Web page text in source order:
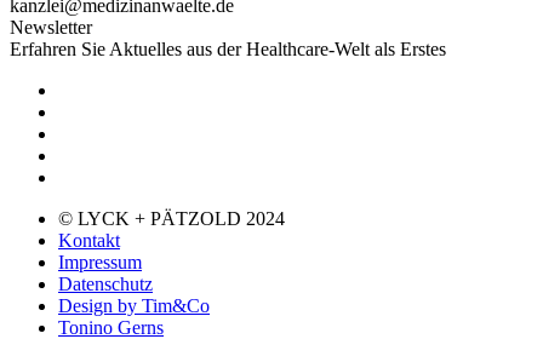
kanzlei@medizinanwaelte.de
Newsletter
Erfahren Sie Aktuelles aus der Healthcare-Welt als Erstes
© LYCK + PÄTZOLD 2024
Kontakt
Impressum
Datenschutz
Design by Tim&Co
Tonino Gerns